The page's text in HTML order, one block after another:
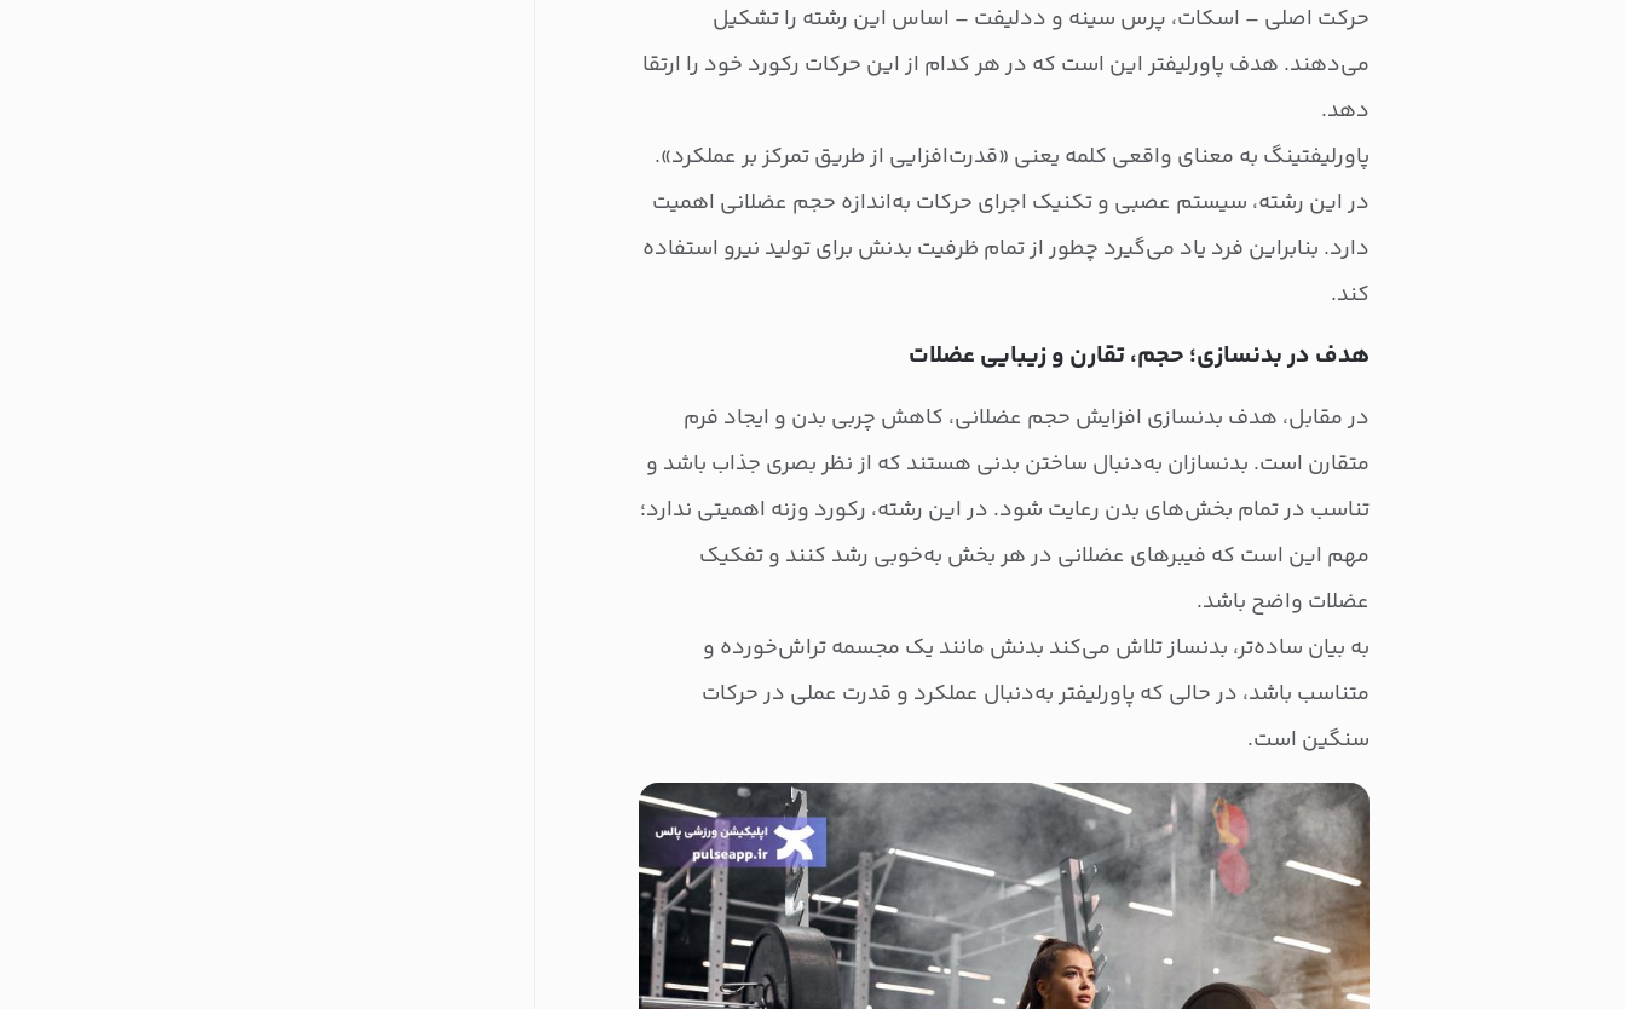
حرکت اصلی – اسکات، پرس سینه و ددلیفت – اساس این رشته را تشکیل
می‌دهند. هدف پاورلیفتر این است که در هر کدام از این حرکات رکورد خود را ارتقا
دهد.
پاورلیفتینگ به معنای واقعی کلمه یعنی «قدرت‌افزایی از طریق تمرکز بر عملکرد».
در این رشته، سیستم عصبی و تکنیک اجرای حرکات به‌اندازه حجم عضلانی اهمیت
دارد. بنابراین فرد یاد می‌گیرد چطور از تمام ظرفیت بدنش برای تولید نیرو استفاده
کند.
هدف در بدنسازی؛ حجم، تقارن و زیبایی عضلات
در مقابل، هدف بدنسازی افزایش حجم عضلانی، کاهش چربی بدن و ایجاد فرم
متقارن است. بدنسازان به‌دنبال ساختن بدنی هستند که از نظر بصری جذاب باشد و
تناسب در تمام بخش‌های بدن رعایت شود. در این رشته، رکورد وزنه اهمیتی ندارد؛
مهم این است که فیبرهای عضلانی در هر بخش به‌خوبی رشد کنند و تفکیک
عضلات واضح باشد.
به بیان ساده‌تر، بدنساز تلاش می‌کند بدنش مانند یک مجسمه تراش‌خورده و
متناسب باشد، در حالی که پاورلیفتر به‌دنبال عملکرد و قدرت عملی در حرکات
سنگین است.